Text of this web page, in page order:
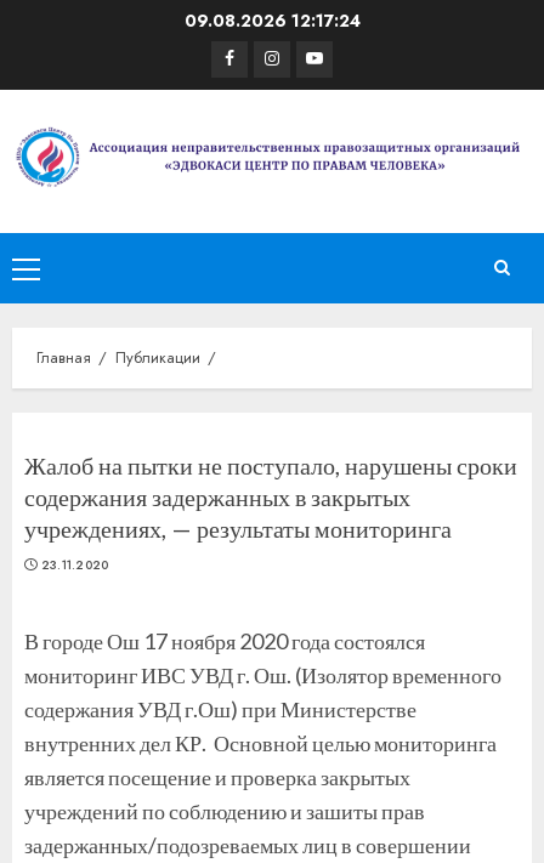
09.08.2026 12:17:24
Facebook
Instagram
Youtube
Основное
меню
Главная Публикации
Жалоб на пытки не поступало, нарушены сроки
содержания задержанных в закрытых
учреждениях, — результаты мониторинга
23.11.2020
В городе Ош 17 ноября 2020 года состоялся
мониторинг ИВС УВД г. Ош. (Изолятор временного
содержания УВД г.Ош) при Министерстве
внутренних дел КР. Основной целью мониторинга
является посещение и проверка закрытых
учреждений по соблюдению и зашиты прав
задержанных/подозреваемых лиц в совершении